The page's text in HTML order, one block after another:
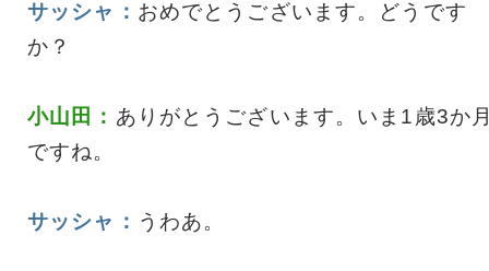
サッシャ： おめでとうございます。どうです
か？
小山田： ありがとうございます。いま1歳3か
ですね。
サッシャ： うわあ。